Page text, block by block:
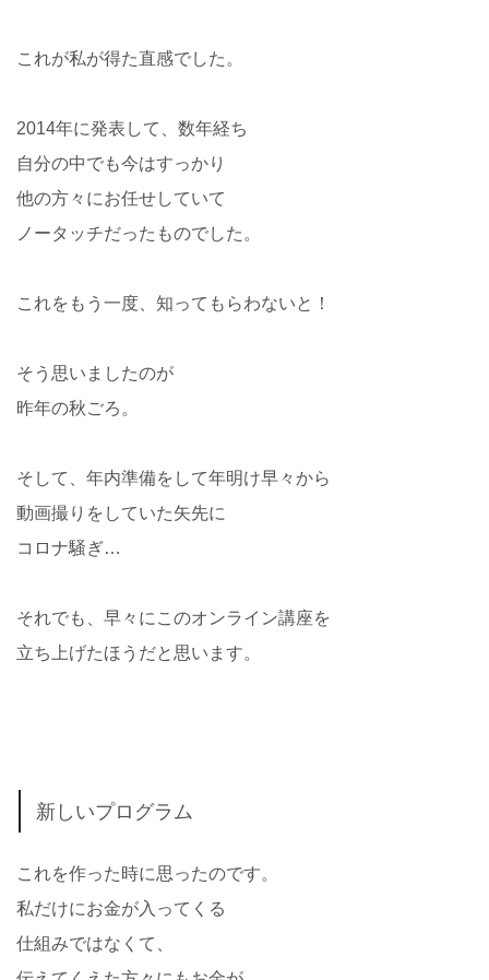
これが私が得た直感でした。
2014年に発表して、数年経ち
自分の中でも今はすっかり
他の方々にお任せしていて
ノータッチだったものでした。
これをもう一度、知ってもらわないと！
そう思いましたのが
昨年の秋ごろ。
そして、年内準備をして年明け早々から
動画撮りをしていた矢先に
コロナ騒ぎ…
それでも、早々にこのオンライン講座を
立ち上げたほうだと思います。
新しいプログラム
これを作った時に思ったのです。
私だけにお金が入ってくる
仕組みではなくて、